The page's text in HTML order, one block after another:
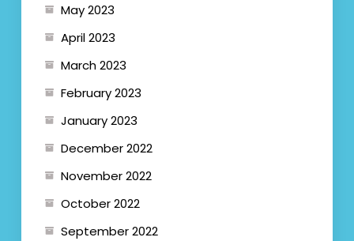
May 2023
April 2023
March 2023
February 2023
January 2023
December 2022
November 2022
October 2022
September 2022